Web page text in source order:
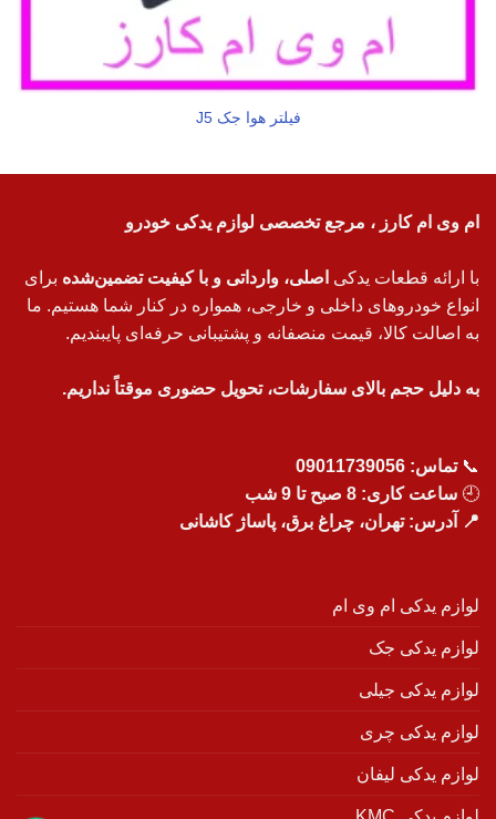
فیلتر هوا جک J5
ام وی ام کارز ، مرجع تخصصی لوازم یدکی خودرو
با ارائه قطعات یدکی اصلی، وارداتی و با کیفیت تضمین‌شده برای
انواع خودروهای داخلی و خارجی، همواره در کنار شما هستیم. ما
به اصالت کالا، قیمت منصفانه و پشتیبانی حرفه‌ای پایبندیم.
به دلیل حجم بالای سفارشات، تحویل حضوری موقتاً نداریم.
📞تماس: 09011739056
🕘 ساعت کاری: 8 صبح تا 9 شب
📍 آدرس: تهران، چراغ برق، پاساژ کاشانی
لوازم یدکی ام وی ام
لوازم یدکی جک
لوازم یدکی جیلی
لوازم یدکی چری
لوازم یدکی لیفان